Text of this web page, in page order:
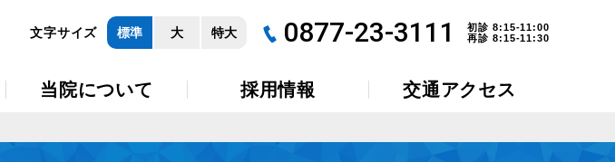
文字サイズ 標準 大 特大 0877-23-3111
初診 8:15-11:00
再診 8:15-11:30
当院について 採用情報 交通アクセス